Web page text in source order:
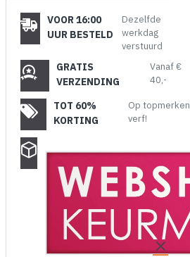
VOOR 16:00
UUR BESTELD
Dezelfde
werkdag
verstuurd
GRATIS
VERZENDING
Vanaf €
40,-
TOT 60%
KORTING
Op topmerken
verf!